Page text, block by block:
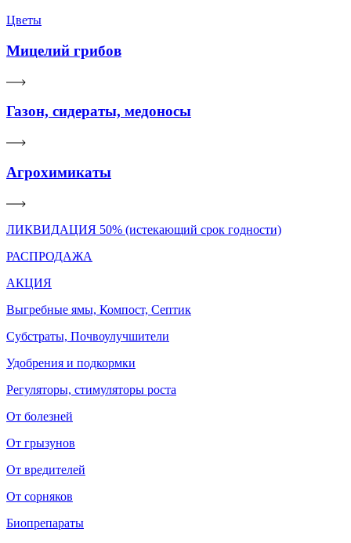
Цветы
Мицелий грибов
Газон, сидераты, медоносы
Агрохимикаты
ЛИКВИДАЦИЯ 50% (истекающий срок годности)
РАСПРОДАЖА
АКЦИЯ
Выгребные ямы, Компост, Септик
Субстраты, Почвоулучшители
Удобрения и подкормки
Регуляторы, стимуляторы роста
От болезней
От грызунов
От вредителей
От сорняков
Биопрепараты